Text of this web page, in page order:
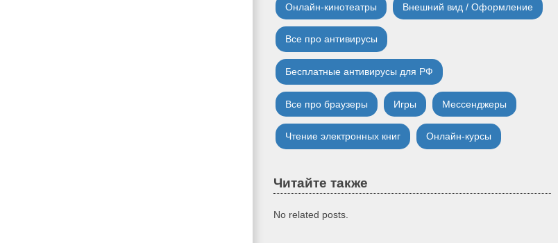
Онлайн-кинотеатры Внешний вид / Оформление
Все про антивирусы
Бесплатные антивирусы для РФ
Все про браузеры Игры Мессенджеры
Чтение электронных книг Онлайн-курсы
Читайте также
No related posts.